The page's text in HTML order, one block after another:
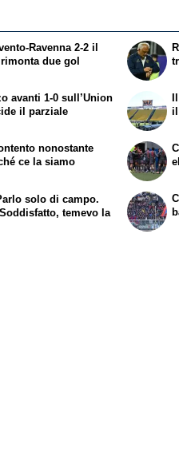
Ravenna 2-2 il
due gol
avanti 1-0 sull’Union
il parziale
il
nonostante
ce la siamo
solo di campo.
temevo la